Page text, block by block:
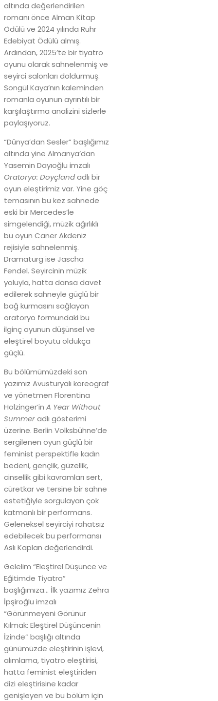
altında değerlendirilen
romanı önce Alman Kitap
Ödülü ve 2024 yılında Ruhr
Edebiyat Ödülü almış.
Ardından, 2025’te bir tiyatro
oyunu olarak sahnelenmiş ve
seyirci salonları doldurmuş.
Songül Kaya’nın kaleminden
romanla oyunun ayrıntılı bir
karşılaştırma analizini sizlerle
paylaşıyoruz.
“Dünya’dan Sesler” başlığımız
altında yine Almanya’dan
Yasemin Dayıoğlu imzalı
Oratoryo: Doyçlandadlı bir
oyun eleştirimiz var. Yine göç
temasının bu kez sahnede
eski bir Mercedes’le
simgelendiği, müzik ağırlıklı
bu oyun Caner Akdeniz
rejisiyle sahnelenmiş.
Dramaturg ise Jascha
Fendel. Seyircinin müzik
yoluyla, hatta dansa davet
edilerek sahneyle güçlü bir
bağ kurmasını sağlayan
oratoryo formundaki bu
ilginç oyunun düşünsel ve
eleştirel boyutu oldukça
güçlü.
Bu bölümümüzdeki son
yazımız Avusturyalı koreograf
ve yönetmen Florentina
Holzinger’in A Year Without
Summeradlı gösterimi
üzerine. Berlin Volksbühne’de
sergilenen oyun güçlü bir
feminist perspektifle kadın
bedeni, gençlik, güzellik,
cinsellik gibi kavramları sert,
cüretkar ve tersine bir sahne
estetiğiyle sorgulayan çok
katmanlı bir performans.
Geleneksel seyirciyi rahatsız
edebilecek bu performansı
Aslı Kaplan değerlendirdi.
Gelelim “Eleştirel Düşünce ve
Eğitimde Tiyatro”
başlığımıza… İlk yazımız Zehra
İpşiroğlu imzalı
“Görünmeyeni Görünür
Kılmak: Eleştirel Düşüncenin
İzinde” başlığı altında
günümüzde eleştirinin işlevi,
alımlama, tiyatro eleştirisi,
hatta feminist eleştiriden
dizi eleştirisine kadar
genişleyen ve bu bölüm için